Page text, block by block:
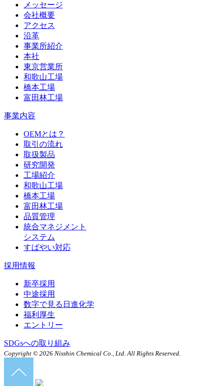
メッセージ
会社概要
アクセス
沿革
事業所紹介
本社
東京営業所
和歌山工場
橋本工場
富田林工場
事業内容
OEMとは？
取引の流れ
取扱製品
研究開発
工場紹介
和歌山工場
橋本工場
富田林工場
品質管理
統合マネジメント
システム
すばやい対応
採用情報
新卒採用
中途採用
数字で見る日進化学
福利厚生
エントリー
SDGsへの取り組み
Copyright © 2026 Nisshin Chemical Co., Ltd. All Rights Reserved.